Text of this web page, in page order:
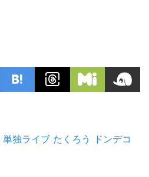
単独ライブ たくろう
ドンデコ